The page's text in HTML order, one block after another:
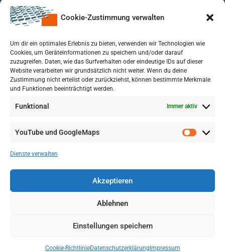
Cookie-Zustimmung verwalten
Um dir ein optimales Erlebnis zu bieten, verwenden wir Technologien wie
Cookies, um Geräteinformationen zu speichern und/oder darauf
zuzugreifen. Daten, wie das Surfverhalten oder eindeutige IDs auf dieser
Website verarbeiten wir grundsätzlich nicht weiter. Wenn du deine
Zustimmung nicht erteilst oder zurückziehst, können bestimmte Merkmale
und Funktionen beeinträchtigt werden.
Funktional Immer aktiv
YouTube und GoogleMaps
Dienste verwalten
Akzeptieren
Ablehnen
Einstellungen speichern
Cookie-RichtlinieDatenschutzerklärung Impressum
VERWALTUNG